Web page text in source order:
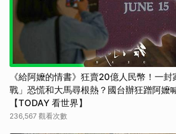
《給阿嬤的情書》狂賣20億人民幣！一
戰」恐慌和大馬尋根熱？國台辦狂蹭阿嬤
【TODAY 看世界】
236,567 觀看次數